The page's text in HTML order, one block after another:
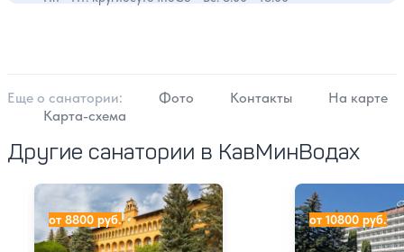
задуматься и пересмотреть политику оказания
Еще о cанатории: Фото Контакты
На карте
Карта-схема
Другие санатории в КавМинВодах
Санаторий Москва
от 8800 руб.
Санаторий
от 10800 руб.